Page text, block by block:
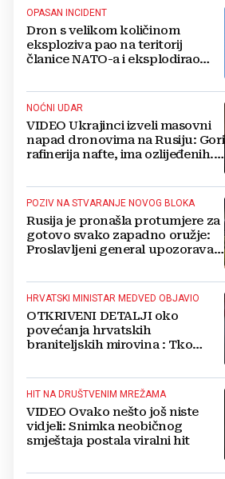
OPASAN INCIDENT
Dron s velikom količinom
eksploziva pao na teritorij
članice NATO-a i eksplodirao
NOĆNI UDAR
VIDEO Ukrajinci izveli masovni
napad dronovima na Rusiju: Gori
rafinerija nafte, ima ozlijeđenih.
POZIV NA STVARANJE NOVOG BLOKA
Rusija je pronašla protumjere za
gotovo svako zapadno oružje:
Proslavljeni general upozorava
HRVATSKI MINISTAR MEDVED OBJAVIO
OTKRIVENI DETALJI oko
povećanja hrvatskih
braniteljskih mirovina : Tko
HIT NA DRUŠTVENIM MREŽAMA
VIDEO Ovako nešto još niste
vidjeli: Snimka neobičnog
smještaja postala viralni hit